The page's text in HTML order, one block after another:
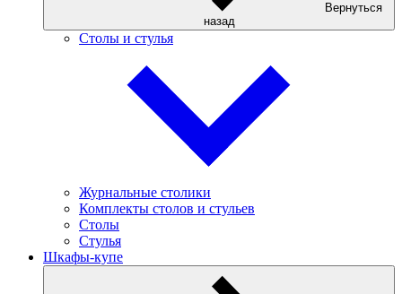
Вернуться
назад
Столы и стулья
Журнальные столики
Комплекты столов и стульев
Столы
Стулья
Шкафы-купе